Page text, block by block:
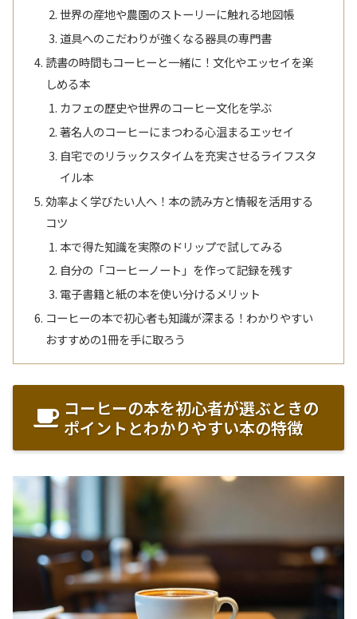
世界の産地や農園のストーリーに触れる地図帳
道具へのこだわりが強くなる器具の専門書
読書の時間もコーヒーと一緒に！文化やエッセイを楽
しめる本
カフェの歴史や世界のコーヒー文化を学ぶ
著名人のコーヒーにまつわる心温まるエッセイ
自宅でのリラックスタイムを充実させるライフスタ
イル本
効率よく学びたい人へ！本の読み方と情報を活用する
コツ
本で得た知識を実際のドリップで試してみる
自分の「コーヒーノート」を作って記録を残す
電子書籍と紙の本を使い分けるメリット
コーヒーの本で初心者も知識が深まる！わかりやすい
おすすめの1冊を手に取ろう
コーヒーの本を初心者が選ぶときの
ポイントとわかりやすい本の特徴